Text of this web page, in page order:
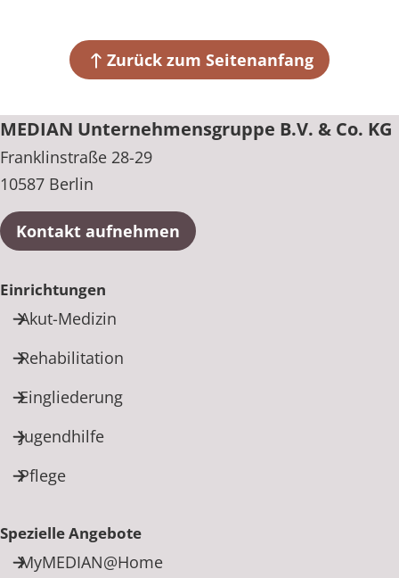
Zurück zum Seitenanfang
MEDIAN Unternehmensgruppe B.V. & Co. KG
Franklinstraße 28-29
10587 Berlin
Kontakt aufnehmen
Einrichtungen
Akut-Medizin
Rehabilitation
Eingliederung
Jugendhilfe
Pflege
Spezielle Angebote
MyMEDIAN@Home